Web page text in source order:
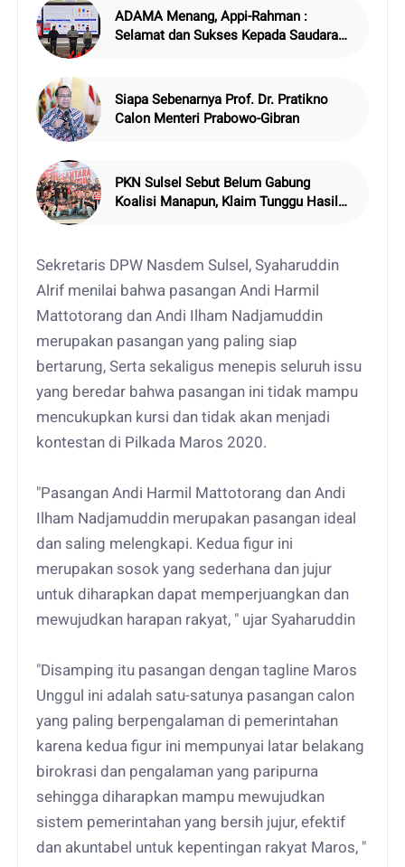
ADAMA Menang, Appi-Rahman :
Selamat dan Sukses Kepada Saudara
Siapa Sebenarnya Prof. Dr. Pratikno
Calon Menteri Prabowo-Gibran
PKN Sulsel Sebut Belum Gabung
Koalisi Manapun, Klaim Tunggu Hasil
Sekretaris DPW Nasdem Sulsel, Syaharuddin
Alrif menilai bahwa pasangan Andi Harmil
Mattotorang dan Andi Ilham Nadjamuddin
merupakan pasangan yang paling siap
bertarung, Serta sekaligus menepis seluruh issu
yang beredar bahwa pasangan ini tidak mampu
mencukupkan kursi dan tidak akan menjadi
kontestan di Pilkada Maros 2020.
"Pasangan Andi Harmil Mattotorang dan Andi
Ilham Nadjamuddin merupakan pasangan ideal
dan saling melengkapi. Kedua figur ini
merupakan sosok yang sederhana dan jujur
untuk diharapkan dapat memperjuangkan dan
mewujudkan harapan rakyat, " ujar Syaharuddin
"Disamping itu pasangan dengan tagline Maros
Unggul ini adalah satu-satunya pasangan calon
yang paling berpengalaman di pemerintahan
karena kedua figur ini mempunyai latar belakang
birokrasi dan pengalaman yang paripurna
sehingga diharapkan mampu mewujudkan
sistem pemerintahan yang bersih jujur, efektif
dan akuntabel untuk kepentingan rakyat Maros, "